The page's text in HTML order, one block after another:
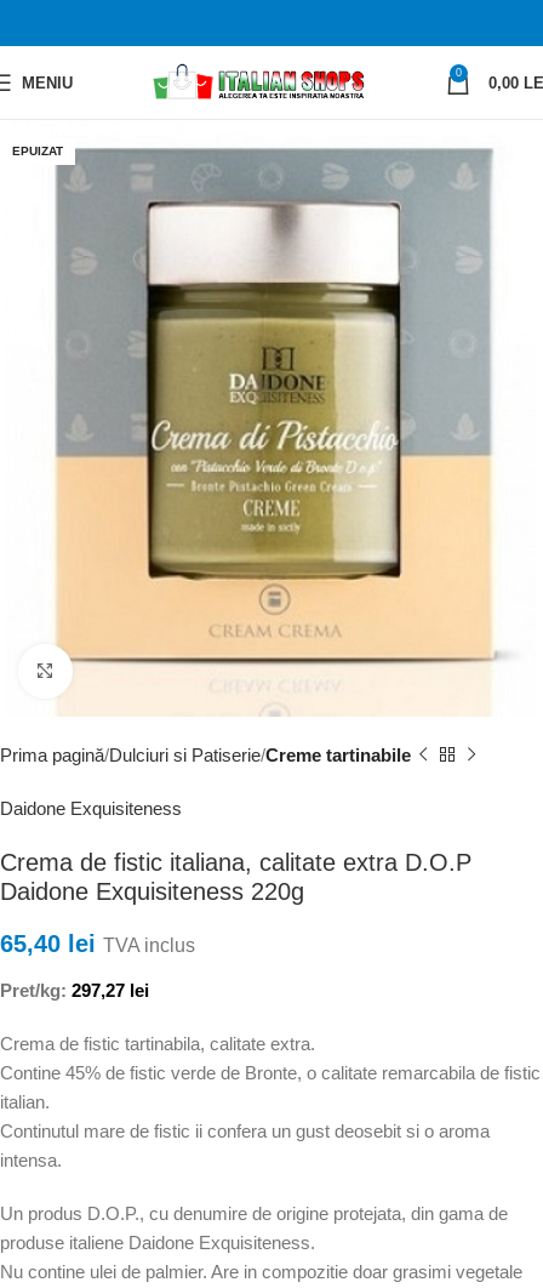
MENIU
0
0,00
EPUIZAT
Faceți clic pentru a mări
Prima pagină Dulciuri si Patiserie Creme tartinabile
Daidone Exquisiteness
Crema de fistic italiana, calitate extra D.O.P
Daidone Exquisiteness 220g
65,40 lei TVA inclus
Pret/kg: 297,27 lei
Crema de fistic tartinabila, calitate extra.
Contine 45% de fistic verde de Bronte, o calitate remarcabila de fistic
italian.
Continutul mare de fistic ii confera un gust deosebit si o aroma
intensa.
Un produs D.O.P., cu denumire de origine protejata, din gama de
produse italiene Daidone Exquisiteness.
Nu contine ulei de palmier. Are in compozitie doar grasimi vegetale